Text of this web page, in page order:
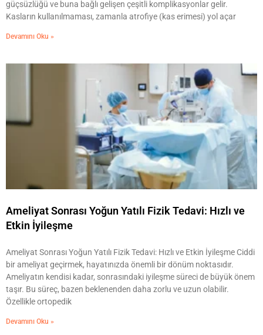
güçsüzlüğü ve buna bağlı gelişen çeşitli komplikasyonlar gelir.
Kasların kullanılmaması, zamanla atrofiye (kas erimesi) yol açar
Devamını Oku »
Ameliyat Sonrası Yoğun Yatılı Fizik Tedavi: Hızlı ve
Etkin İyileşme
Ameliyat Sonrası Yoğun Yatılı Fizik Tedavi: Hızlı ve Etkin İyileşme Ciddi
bir ameliyat geçirmek, hayatınızda önemli bir dönüm noktasıdır.
Ameliyatın kendisi kadar, sonrasındaki iyileşme süreci de büyük önem
taşır. Bu süreç, bazen beklenenden daha zorlu ve uzun olabilir.
Özellikle ortopedik
Devamını Oku »